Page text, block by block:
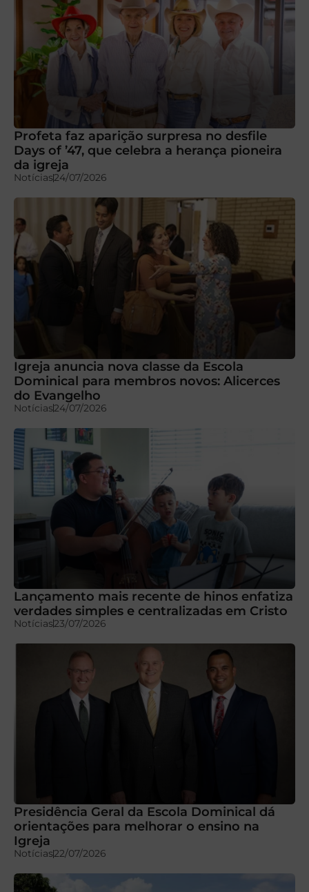
Profeta faz aparição surpresa no desfile
Days of ’47, que celebra a herança pioneira
da igreja
Notícias24/07/2026
Igreja anuncia nova classe da Escola
Dominical para membros novos: Alicerces
do Evangelho
Notícias24/07/2026
Lançamento mais recente de hinos enfatiza
verdades simples e centralizadas em Cristo
Notícias23/07/2026
Presidência Geral da Escola Dominical dá
orientações para melhorar o ensino na
Igreja
Notícias22/07/2026